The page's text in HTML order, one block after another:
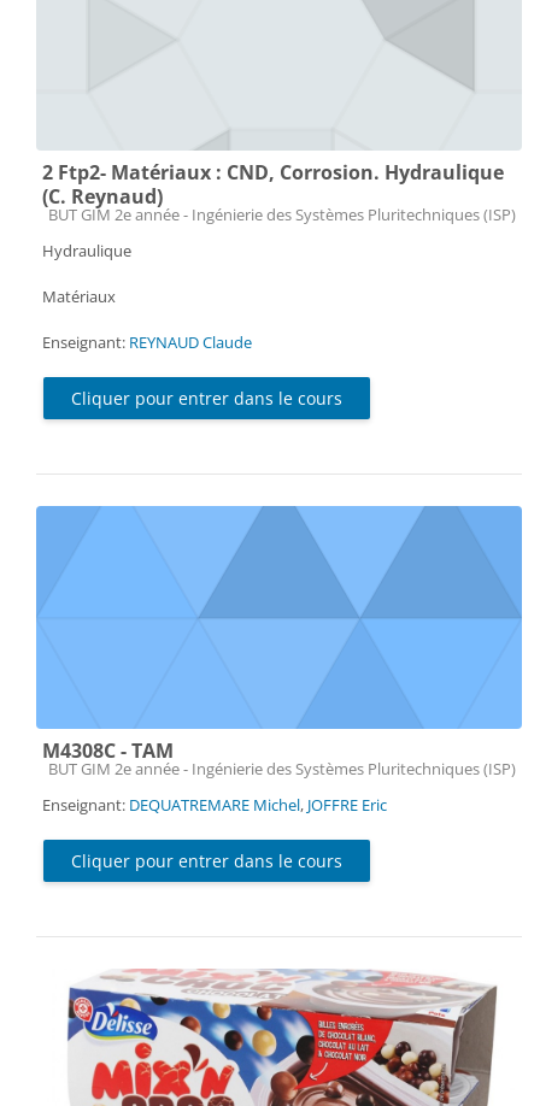
2 Ftp2- Matériaux : CND, Corrosion. Hydraulique
(C. Reynaud)
Catégorie de cours
BUT GIM 2e année - Ingénierie des Systèmes Pluritechniques (ISP)
Hydraulique
Matériaux
Enseignant: REYNAUD Claude
Cliquer pour entrer dans le cours
M4308C - TAM
Catégorie de cours
BUT GIM 2e année - Ingénierie des Systèmes Pluritechniques (ISP)
Enseignant: DEQUATREMARE Michel, JOFFRE Eric
Cliquer pour entrer dans le cours